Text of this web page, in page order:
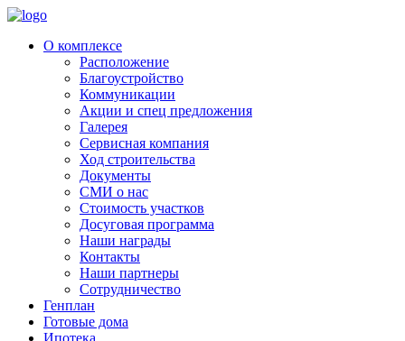
О комплексе
Расположение
Благоустройство
Коммуникации
Акции и спец предложения
Галерея
Сервисная компания
Ход строительства
Документы
СМИ о нас
Стоимость участков
Досуговая программа
Наши награды
Контакты
Наши партнеры
Сотрудничество
Генплан
Готовые дома
Ипотека